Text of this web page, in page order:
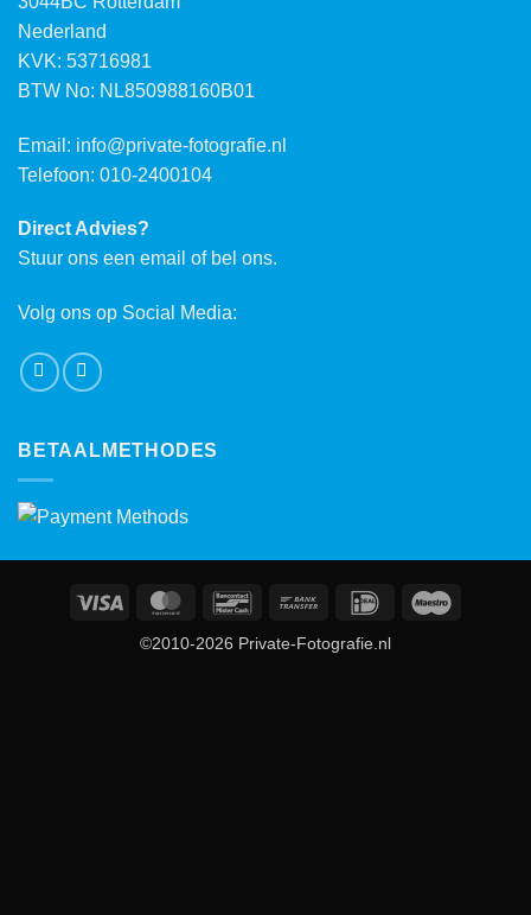
Nederland
KVK: 53716981
BTW No: NL850988160B01
Email: info@private-fotografie.nl
Telefoon: 010-2400104
Direct Advies?
Stuur ons een email of bel ons.
Volg ons op Social Media:
BETAALMETHODES
Visa MasterCardBancontactBank
IDeal
©2010-2026 Private-Fotografie.nl